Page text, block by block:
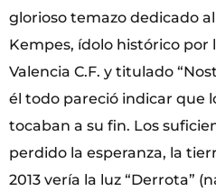
glorioso temazo dedicado
Kempes, ídolo histórico por
Valencia C.F. y titulado
él todo pareció indicar que
tocaban a su fin. Los
perdido la esperanza, la
2013 vería la luz “Derrota”